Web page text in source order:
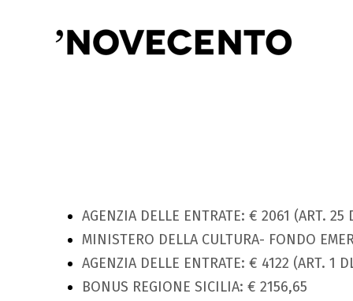
AGENZIA DELLE ENTRATE: € 2061 (ART. 25
MINISTERO DELLA CULTURA- FONDO
AGENZIA DELLE ENTRATE: € 4122 (ART. 1
BONUS REGIONE SICILIA: € 2156,65